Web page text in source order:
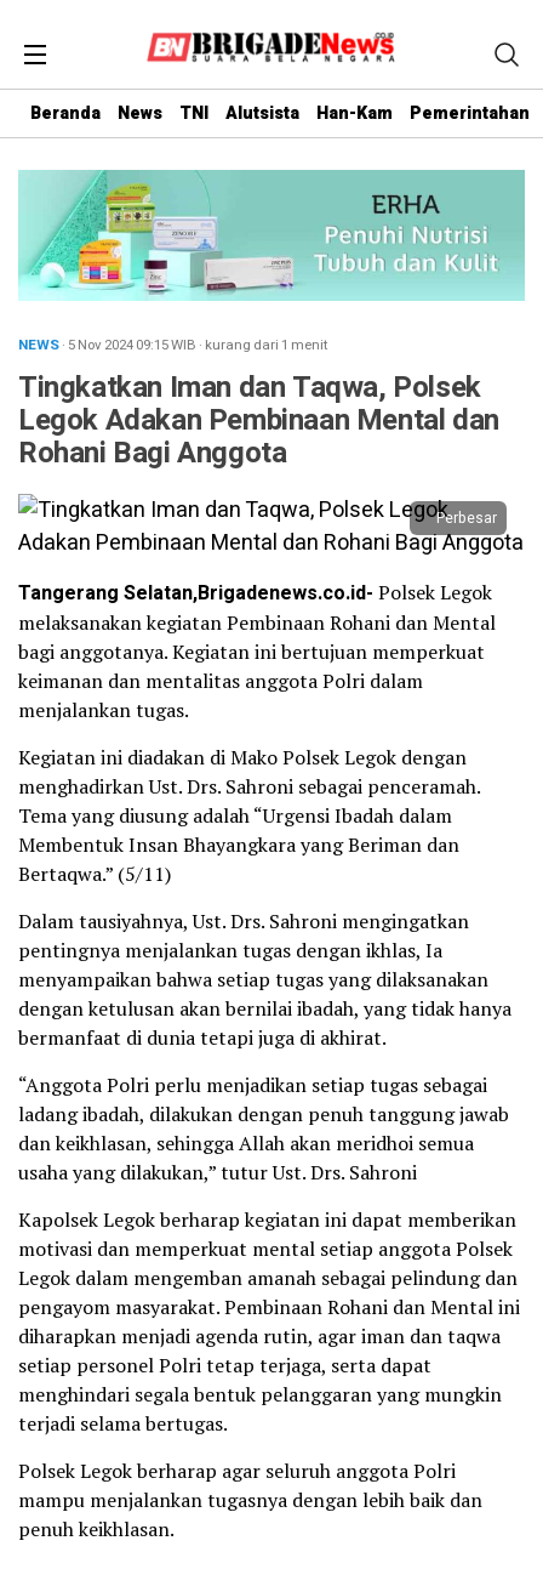
Beranda News TNI Alutsista Han-Kam Pemerintahan
NEWS· 5 Nov 202409:15WIB · kurang dari 1 menit
Tingkatkan Iman dan Taqwa, Polsek
Legok Adakan Pembinaan Mental dan
Rohani Bagi Anggota
Perbesar
Tangerang Selatan,Brigadenews.co.id- Polsek Legok
melaksanakan kegiatan Pembinaan Rohani dan Mental
bagi anggotanya. Kegiatan ini bertujuan memperkuat
keimanan dan mentalitas anggota Polri dalam
menjalankan tugas.
Kegiatan ini diadakan di Mako Polsek Legok dengan
menghadirkan Ust. Drs. Sahroni sebagai penceramah.
Tema yang diusung adalah “Urgensi Ibadah dalam
Membentuk Insan Bhayangkara yang Beriman dan
Bertaqwa.” (5/11)
Dalam tausiyahnya, Ust. Drs. Sahroni mengingatkan
pentingnya menjalankan tugas dengan ikhlas, Ia
menyampaikan bahwa setiap tugas yang dilaksanakan
dengan ketulusan akan bernilai ibadah, yang tidak hanya
bermanfaat di dunia tetapi juga di akhirat.
“Anggota Polri perlu menjadikan setiap tugas sebagai
ladang ibadah, dilakukan dengan penuh tanggung jawab
dan keikhlasan, sehingga Allah akan meridhoi semua
usaha yang dilakukan,” tutur Ust. Drs. Sahroni
Kapolsek Legok berharap kegiatan ini dapat memberikan
motivasi dan memperkuat mental setiap anggota Polsek
Legok dalam mengemban amanah sebagai pelindung dan
pengayom masyarakat. Pembinaan Rohani dan Mental ini
diharapkan menjadi agenda rutin, agar iman dan taqwa
setiap personel Polri tetap terjaga, serta dapat
menghindari segala bentuk pelanggaran yang mungkin
terjadi selama bertugas.
Polsek Legok berharap agar seluruh anggota Polri
mampu menjalankan tugasnya dengan lebih baik dan
penuh keikhlasan.